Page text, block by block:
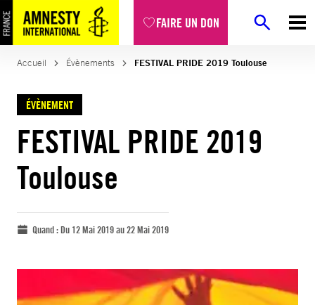
FAIRE UN DON
Accueil Évènements FESTIVAL PRIDE 2019 Toulouse
ÉVÈNEMENT
FESTIVAL PRIDE 2019
Toulouse
Quand :Du 12 Mai 2019 au 22 Mai 2019